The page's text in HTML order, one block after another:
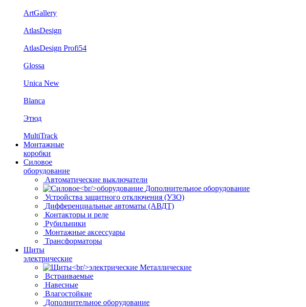
ArtGallery
AtlasDesign
AtlasDesign Profi54
Glossa
Unica New
Blanca
Этюд
MultiTrack
Монтажные
коробки
Силовое
оборудование
Автоматические выключатели
Дополнительное оборудование
Устройства защитного отключения (УЗО)
Дифференциальные автоматы (АВДТ)
Контакторы и реле
Рубильники
Монтажные аксессуары
Трансформаторы
Щиты
электрические
Металлические
Встраиваемые
Навесные
Влагостойкие
Дополнительное оборудование